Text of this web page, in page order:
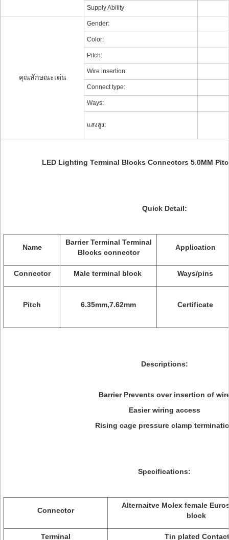
Supply Ability
คุณลักษณะเด่น
Gender:
Color:
Pitch:
Wire insertion:
Connect type:
Ways:
แสงสูง:
LED Lighting Terminal Blocks Connectors 5.0MM
Quick Detail:
Name
Barrier Terminal Terminal
Blocks connector
Application
Connector Male terminal block Ways/pins
Pitch 6.35mm,7.62mm Certificate
Descriptions:
Barrier Prevents over insertion of
Easier wiring access
Rising cage pressure clamp
Specifications:
Connector
Alternaitve Molex female
block
Terminal Tin plated Contact